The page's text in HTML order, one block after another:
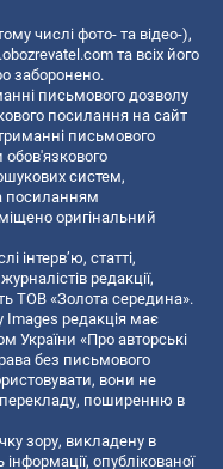
числі фото- та відео-),
та всіх його
заборонено.
письмового дозволу
посилання на сайт
письмового
обов'язкового
систем,
посиланням
оригінальний
інтерв’ю, статті,
редакції,
ТОВ «Золота середина».
Images редакція має
України «Про авторські
без письмового
вони не
поширенню в
зору, викладену в
опублікованої